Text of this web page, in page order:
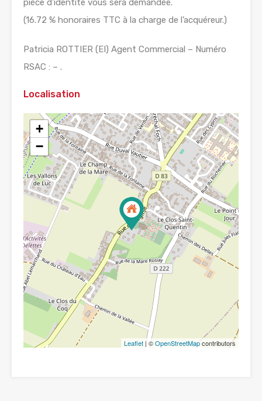
pièce d’identité vous sera demandée.
(16.72 % honoraires TTC à la charge de l’acquéreur.)
Patricia ROTTIER (EI) Agent Commercial – Numéro
RSAC : – .
Localisation
+
−
Leaflet | ©OpenStreetMapcontributors